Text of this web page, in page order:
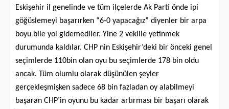
Eskişehir il genelinde ve tüm ilçelerde Ak Parti önde ipi
göğüslemeyi başarırken “6-0 yapacağız” diyenler bir arpa
boyu bile yol gidemediler. Yine 2 vekille yetinmek
durumunda kaldılar. CHP nin Eskişehir’deki bir önceki genel
seçimlerde 110bin olan oyu bu seçimlerde 178 bin oldu
ancak. Tüm olumlu olarak düşünülen şeyler
gerçekleşmişken sadece 68 bin fazladan oy alabilmeyi
başaran CHP’in oyunu bu kadar artırması bir başarı olarak